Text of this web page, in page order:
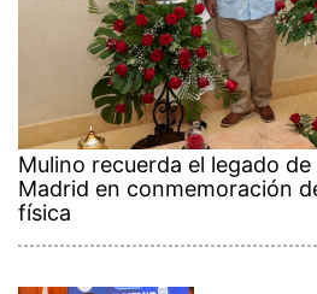
Mulino recuerda el legado
Madrid en conmemoración
física